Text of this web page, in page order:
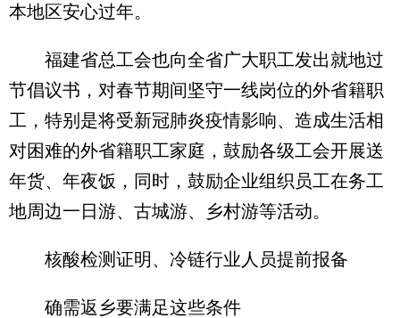
本地区安心过年。
福建省总工会也向全省广大职工发出就地过
节倡议书，对春节期间坚守一线岗位的外省籍职
工，特别是将受新冠肺炎疫情影响、造成生活相
对困难的外省籍职工家庭，鼓励各级工会开展送
年货、年夜饭，同时，鼓励企业组织员工在务工
地周边一日游、古城游、乡村游等活动。
核酸检测证明、冷链行业人员提前报备
确需返乡要满足这些条件